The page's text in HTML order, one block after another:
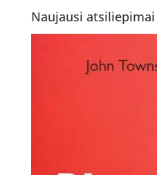
Naujausi atsiliepimai